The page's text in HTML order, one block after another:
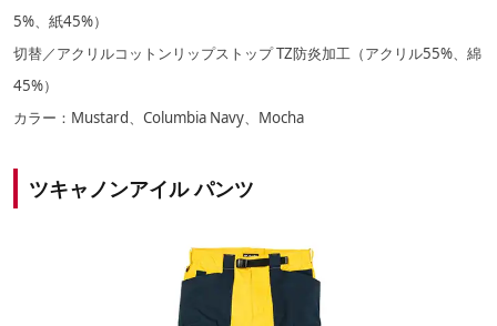
5%、紙45%）
切替／アクリルコットンリップストップ TZ防炎加工（アクリル55%、綿
45%）
カラー：Mustard、Columbia Navy、Mocha
ツキャノンアイル パンツ